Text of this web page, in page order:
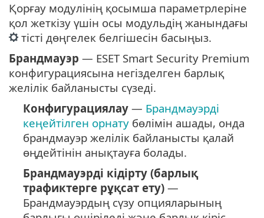
Қорғау модулінің қосымша параметрлеріне
қол жеткізу үшін осы модульдің жанындағы
тісті дөңгелек белгішесін басыңыз.
Брандмауэр — ESET Smart Security Premium
конфигурациясына негізделген барлық
желілік байланысты сүзеді.
Конфигурациялау — Брандмауэрді
кеңейтілген орнату бөлімін ашады, онда
брандмауэр желілік байланысты қалай
өңдейтінін анықтауға болады.
Брандмауэрді кідірту (барлық
трафиктерге рұқсат ету) —
Брандмауэрдың сүзу опцияларының